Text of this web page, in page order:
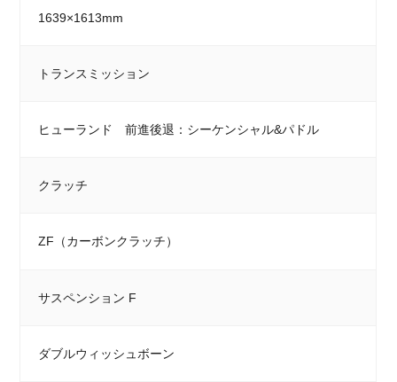
1639×1613mm
トランスミッション
ヒューランド 前進後退：シーケンシャル&パドル
クラッチ
ZF（カーボンクラッチ）
サスペンション F
ダブルウィッシュボーン